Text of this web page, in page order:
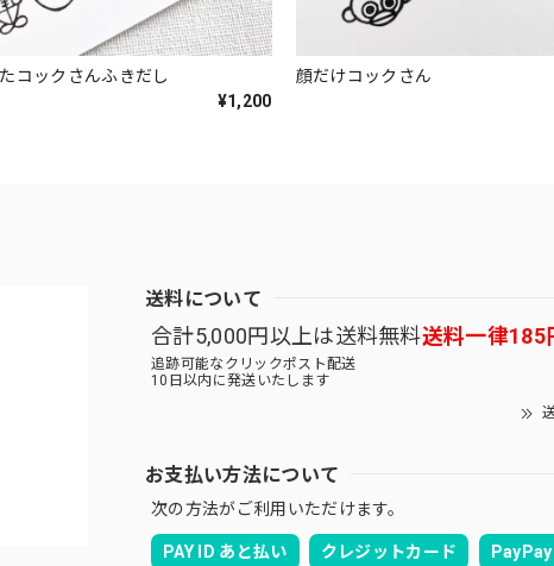
コックさんふきだし
¥1,200
顔だけコックさん
送料について
合計5,000円以上は送料無料送料一律185
追跡可能なクリックポスト配送
10日以内に発送いたします
お支払い方法について
次の方法がご利用いただけます。
PAY ID あと払い クレジットカード PayPay